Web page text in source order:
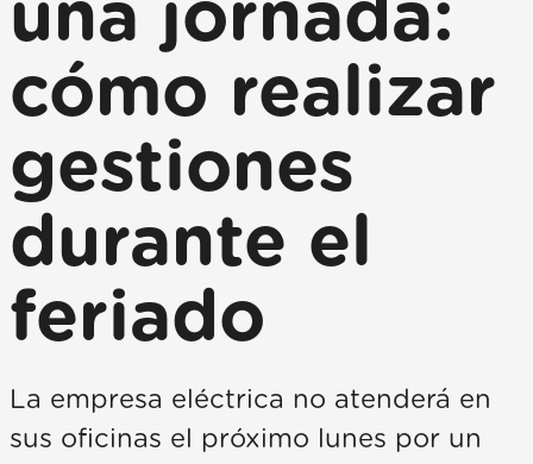
una jornada:
cómo realizar
gestiones
durante el
feriado
La empresa eléctrica no atenderá en
sus oficinas el próximo lunes por un